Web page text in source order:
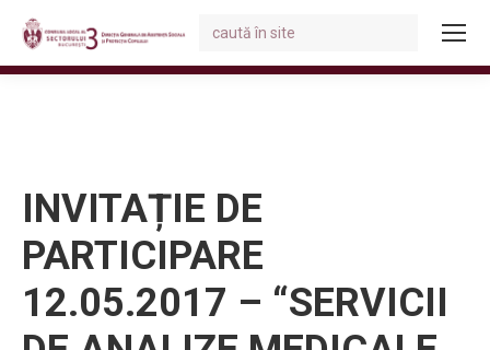
Search:
INVITAȚIE DE
PARTICIPARE
12.05.2017 – “SERVICII